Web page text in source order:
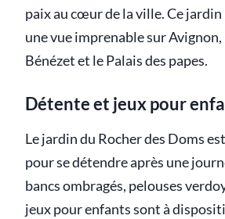
paix au cœur de la ville. Ce
une vue imprenable sur
Bénézet et le Palais des papes.
Détente et jeux pour
Le jardin du Rocher des Doms
pour se détendre après une
bancs ombragés, pelouses
jeux pour enfants sont à